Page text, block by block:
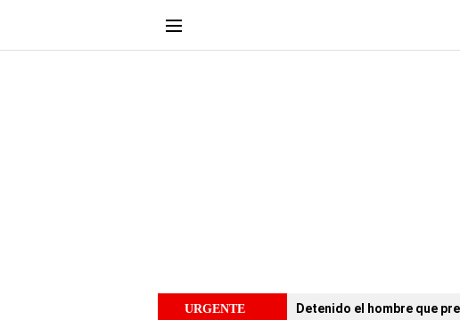
URGENTE Detenido el hombre que